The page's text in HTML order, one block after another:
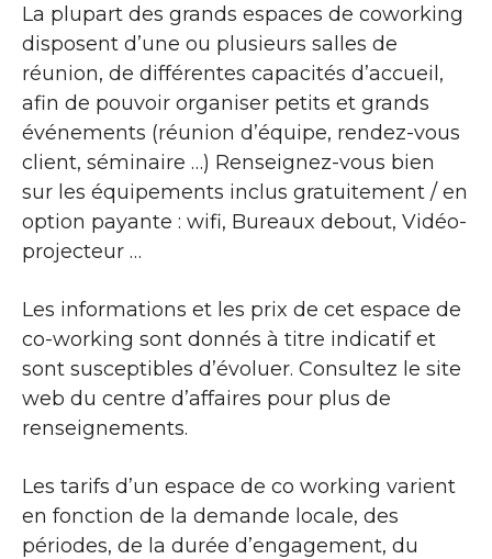
La plupart des grands espaces de coworking
disposent d’une ou plusieurs salles de
réunion, de différentes capacités d’accueil,
afin de pouvoir organiser petits et grands
événements (réunion d’équipe, rendez-vous
client, séminaire …) Renseignez-vous bien
sur les équipements inclus gratuitement / en
option payante : wifi, Bureaux debout, Vidéo-
projecteur …
Les informations et les prix de cet espace de
co-working sont donnés à titre indicatif et
sont susceptibles d’évoluer. Consultez le site
web du centre d’affaires pour plus de
renseignements.
Les tarifs d’un espace de co working varient
en fonction de la demande locale, des
périodes, de la durée d’engagement, du